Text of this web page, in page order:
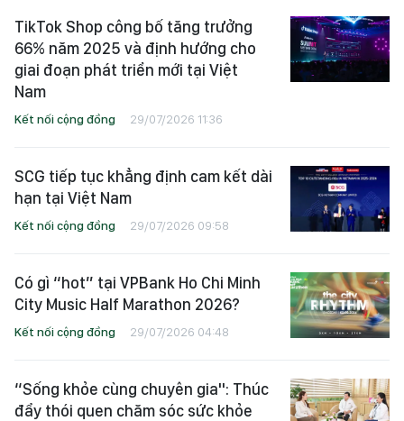
TikTok Shop công bố tăng trưởng
66% năm 2025 và định hướng cho
giai đoạn phát triển mới tại Việt
Nam
Kết nối cộng đồng 29/07/2026 11:36
SCG tiếp tục khẳng định cam kết dài
hạn tại Việt Nam
Kết nối cộng đồng 29/07/2026 09:58
Có gì “hot” tại VPBank Ho Chi Minh
City Music Half Marathon 2026?
Kết nối cộng đồng 29/07/2026 04:48
“Sống khỏe cùng chuyên gia": Thúc
đẩy thói quen chăm sóc sức khỏe